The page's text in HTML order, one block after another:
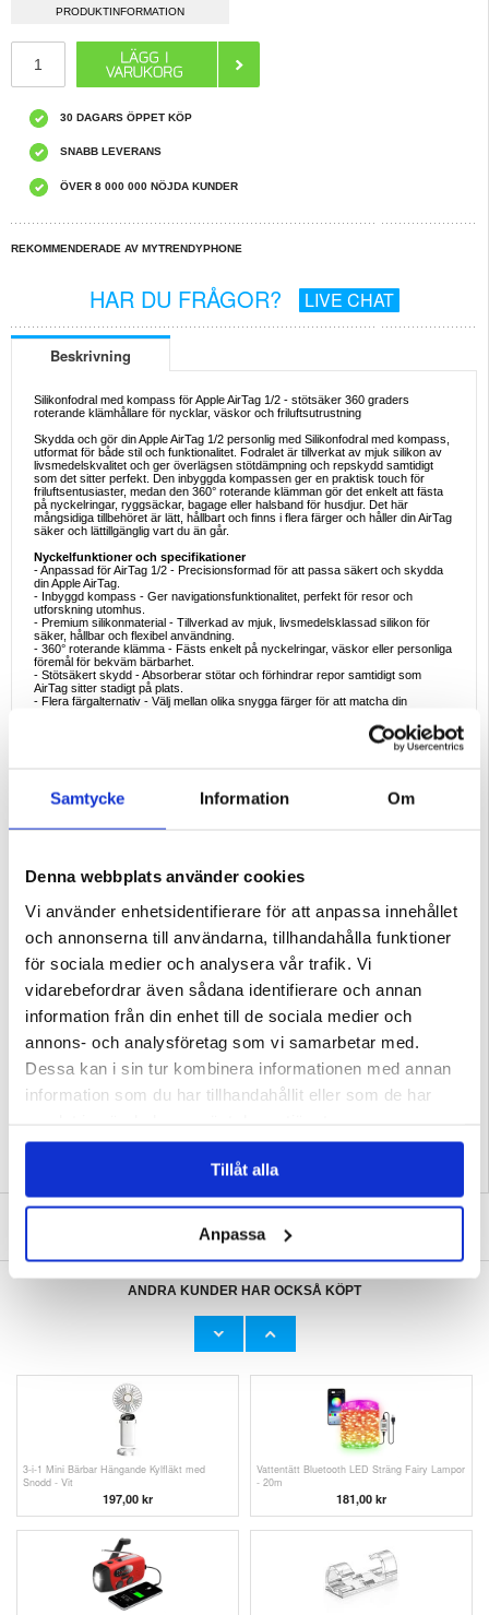
Samtycke Information Om
Denna webbplats använder cookies
Vi använder enhetsidentifierare för att anpassa innehållet
och annonserna till användarna, tillhandahålla funktioner
för sociala medier och analysera vår trafik. Vi
vidarebefordrar även sådana identifierare och annan
information från din enhet till de sociala medier och
annons- och analysföretag som vi samarbetar med.
Dessa kan i sin tur kombinera informationen med annan
information som du har tillhandahållit eller som de har
Tillåt alla
Anpassa
PRODUKTINFORMATION
30 DAGARS ÖPPET KÖP
SNABB LEVERANS
ÖVER 8 000 000 NÖJDA KUNDER
REKOMMENDERADE AV MYTRENDYPHONE
HAR DU FRÅGOR? LIVE CHAT
Beskrivning
Silikonfodral med kompass för Apple AirTag 1/2 - stötsäker 360 graders
roterande klämhållare för nycklar, väskor och friluftsutrustning
Skydda och gör din Apple AirTag 1/2 personlig med Silikonfodral med kompass,
utformat för både stil och funktionalitet. Fodralet är tillverkat av mjuk silikon av
livsmedelskvalitet och ger överlägsen stötdämpning och repskydd samtidigt
som det sitter perfekt. Den inbyggda kompassen ger en praktisk touch för
friluftsentusiaster, medan den 360° roterande klämman gör det enkelt att fästa
på nyckelringar, ryggsäckar, bagage eller halsband för husdjur. Det här
mångsidiga tillbehöret är lätt, hållbart och finns i flera färger och håller din AirTag
säker och lättillgänglig vart du än går.
Nyckelfunktioner och specifikationer
- Anpassad för AirTag 1/2 - Precisionsformad för att passa säkert och skydda
din Apple AirTag.
- Inbyggd kompass - Ger navigationsfunktionalitet, perfekt för resor och
utforskning utomhus.
- Premium silikonmaterial - Tillverkad av mjuk, livsmedelsklassad silikon för
säker, hållbar och flexibel användning.
- 360° roterande klämma - Fästs enkelt på nyckelringar, väskor eller personliga
föremål för bekväm bärbarhet.
- Stötsäkert skydd - Absorberar stötar och förhindrar repor samtidigt som
AirTag sitter stadigt på plats.
- Flera färgalternativ - Välj mellan olika snygga färger för att matcha din
Det här AirTag-fodralet kombinerar praktisk design och vardagsnytta. Det
värdesätter skydd, bärbarhet och bekvämlighet.
- Äventyr utomhus: Håll koll på utrustningen och hitta vägen med den inbyggda
att de tappas bort.
- Familjeanvändning: Perfekt för att säkra barnens ryggsäckar eller värdefulla
- Resa: Fäst på bagaget så att du kan känna dig trygg när du är på resande fot.
Intressanta fakta
motståndskraft mot extrema temperaturer, vilket gör den idealisk för skyddande
tillbehör. Den integrerade kompassen tillför ett oväntat lager av funktionalitet och
förvandlar en enkel AirTag-hållare till en praktisk utomhuskompis.
Kompatibilitet:Apple AirTag 1, Apple AirTag 2
Förpackning:Euroblister
EAN: 5714122588203
Relaterade kategorier:Mobiltillbehör ,Apple AirTag tillbehör
ANDRA KUNDER HAR OCKSÅ KÖPT
Goobay USB 2.0 / Mini USB Kabel - 30cm
JBL Tune 110 In-Ear Hörlurar med Mikrofon -
3-i-1 Mini Bärbar Hängande Kylfläkt med
Snodd - Vit
197,00 kr
Vattentätt Bluetooth LED Sträng Fairy Lampor
- 20m
181,00 kr